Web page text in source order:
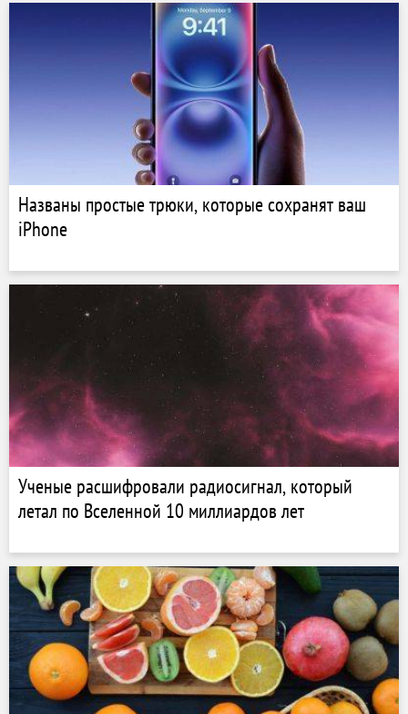
Названы простые трюки, которые сохранят ваш
iPhone
Ученые расшифровали радиосигнал, который
летал по Вселенной 10 миллиардов лет